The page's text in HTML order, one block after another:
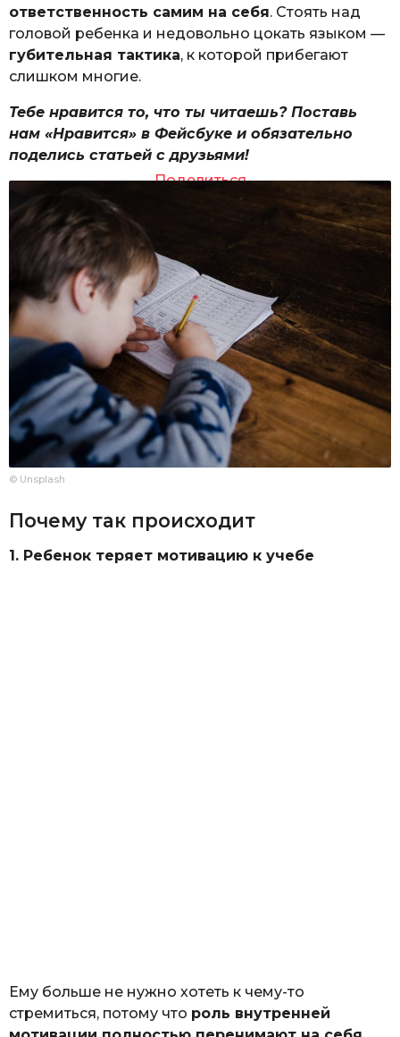
ответственность самим на себя. Стоять над
головой ребенка и недовольно цокать языком —
губительная тактика, к которой прибегают
слишком многие.
Тебе нравится то, что ты читаешь? Поставь
нам «Нравится» в Фейсбуке и обязательно
поделись статьей с друзьями!
Поделиться
© Unsplash
Почему так происходит
1. Ребенок теряет мотивацию к учебе
Ему больше не нужно хотеть к чему-то
стремиться, потому что роль внутренней